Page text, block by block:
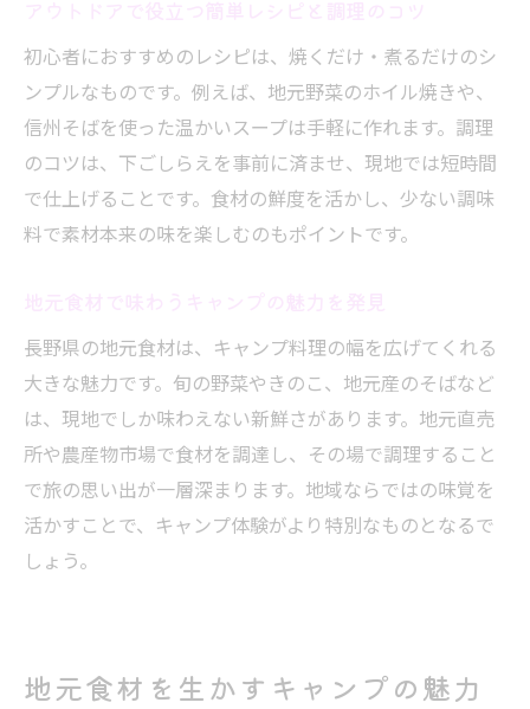
手軽に挑戦できる長野キャンプの料理法
初心者におすすめの手軽なキャンプ料理の
裏技
長野県産の食材で作る簡単メニューアイデ
ア
家族や友人と楽しむ時短レシピのポイント
解説
自然環境に優しい調理方法と後片付けのヒ
ント
キャンプ場でも便利な調味料と保存方法
松茸や蕎麦を味わうアウトドアの楽しみ方
力
初心者におすすめのレシピは、焼くだけ・煮るだけのシ
ンプルなものです。例えば、地元野菜のホイル焼きや、
信州そばを使った温かいスープは手軽に作れます。調理
のコツは、下ごしらえを事前に済ませ、現地では短時間
で仕上げることです。食材の鮮度を活かし、少ない調味
料で素材本来の味を楽しむのもポイントです。
長野県の地元食材は、キャンプ料理の幅を広げてくれる
大きな魅力です。旬の野菜やきのこ、地元産のそばなど
は、現地でしか味わえない新鮮さがあります。地元直売
所や農産物市場で食材を調達し、その場で調理すること
で旅の思い出が一層深まります。地域ならではの味覚を
活かすことで、キャンプ体験がより特別なものとなるで
しょう。
地元食材を生かすキャンプの魅力